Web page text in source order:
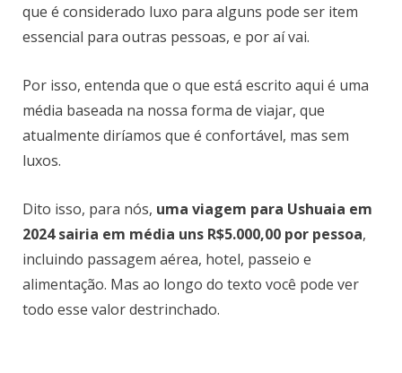
que é considerado luxo para alguns pode ser item
essencial para outras pessoas, e por aí vai.
Por isso, entenda que o que está escrito aqui é uma
média baseada na nossa forma de viajar, que
atualmente diríamos que é confortável, mas sem
luxos.
Dito isso, para nós, uma viagem para Ushuaia em
2024 sairia em média uns R$5.000,00 por pessoa,
incluindo passagem aérea, hotel, passeio e
alimentação. Mas ao longo do texto você pode ver
todo esse valor destrinchado.